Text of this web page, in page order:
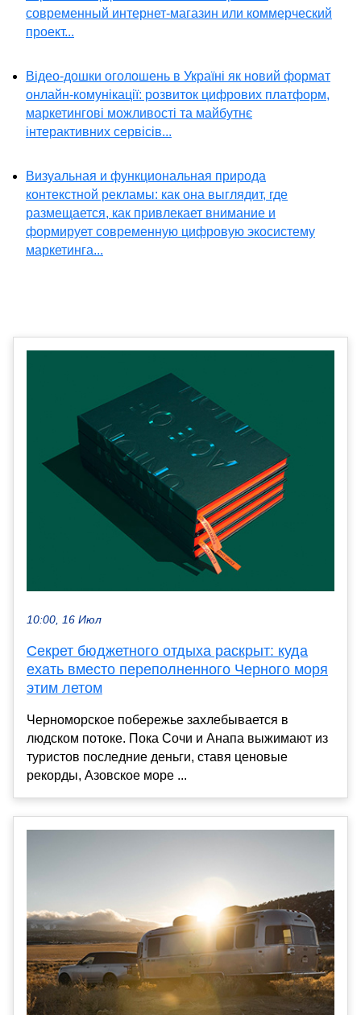
современный интернет-магазин или коммерческий
проект...
Відео-дошки оголошень в Україні як новий формат
онлайн-комунікації: розвиток цифрових платформ,
маркетингові можливості та майбутнє
інтерактивних сервісів...
Визуальная и функциональная природа
контекстной рекламы: как она выглядит, где
размещается, как привлекает внимание и
формирует современную цифровую экосистему
маркетинга...
10:00, 16 Июл
Секрет бюджетного отдыха раскрыт: куда
ехать вместо переполненного Черного моря
этим летом
Черноморское побережье захлебывается в
людском потоке. Пока Сочи и Анапа выжимают из
туристов последние деньги, ставя ценовые
рекорды, Азовское море ...